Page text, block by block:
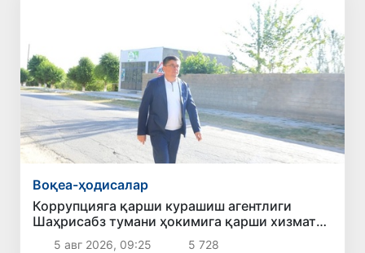
Воқеа-ҳодисалар
Коррупцияга қарши курашиш агентлиги
Шаҳрисабз тумани ҳокимига қарши хизмат
текшируви ўтказишни сўради
5 авг 2026, 09:25 5 728